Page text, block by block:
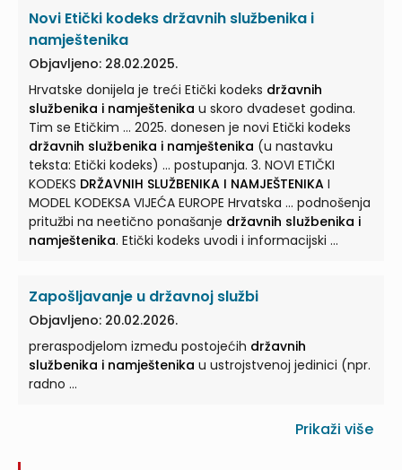
Novi Etički kodeks državnih službenika i
namještenika
Objavljeno: 28.02.2025.
Hrvatske donijela je treći Etički kodeks državnih
službenika i namještenika u skoro dvadeset godina.
Tim se Etičkim ... 2025. donesen je novi Etički kodeks
državnih službenika i namještenika (u nastavku
teksta: Etički kodeks) ... postupanja. 3. NOVI ETIČKI
KODEKS DRŽAVNIH SLUŽBENIKA I NAMJEŠTENIKA I
MODEL KODEKSA VIJEĆA EUROPE Hrvatska ... podnošenja
pritužbi na neetično ponašanje državnih službenika i
namještenika. Etički kodeks uvodi i informacijski ...
Zapošljavanje u državnoj službi
Objavljeno: 20.02.2026.
preraspodjelom između postojećih državnih
službenika i namještenika u ustrojstvenoj jedinici (npr.
radno ...
Prikaži više